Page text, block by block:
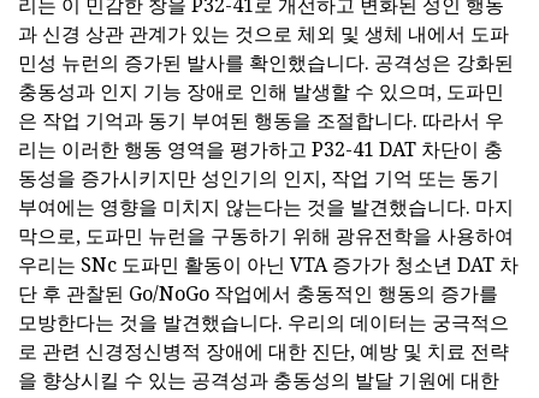
과 신경 상관 관계가 있는 것으로 체외 및 생체 내에서 도파
민성 뉴런의 증가된 발사를 확인했습니다. 공격성은 강화된
충동성과 인지 기능 장애로 인해 발생할 수 있으며, 도파민
은 작업 기억과 동기 부여된 행동을 조절합니다. 따라서 우
리는 이러한 행동 영역을 평가하고 P32-41 DAT 차단이 충
동성을 증가시키지만 성인기의 인지, 작업 기억 또는 동기
부여에는 영향을 미치지 않는다는 것을 발견했습니다. 마지
막으로, 도파민 뉴런을 구동하기 위해 광유전학을 사용하여
우리는 SNc 도파민 활동이 아닌 VTA 증가가 청소년 DAT 차
단 후 관찰된 Go/NoGo 작업에서 충동적인 행동의 증가를
모방한다는 것을 발견했습니다. 우리의 데이터는 궁극적으
로 관련 신경정신병적 장애에 대한 진단, 예방 및 치료 전략
을 향상시킬 수 있는 공격성과 충동성의 발달 기원에 대한